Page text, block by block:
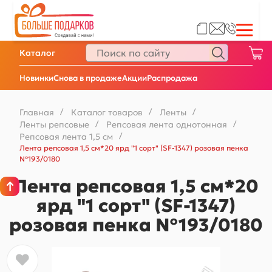
НовинкиСнова в продажеАкцииРаспродажа
Каталог
Главная / Каталог товаров / Ленты /
Ленты репсовые / Репсовая лента однотонная /
Репсовая лента 1,5 см
/
Лента репсовая 1,5 см*20 ярд "1 сорт" (SF-1347) розовая пенка
№193/0180
Лента репсовая 1,5 см*20
ярд "1 сорт" (SF-1347)
розовая пенка №193/0180